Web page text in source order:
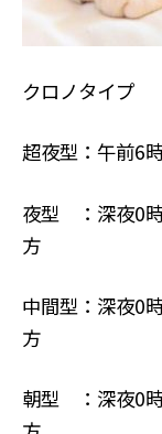
クロノタイプ
超夜型：午前6
夜型 ：深夜0
方
中間型：深夜0
方
朝型 ：深夜0